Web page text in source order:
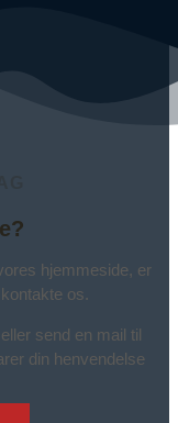
hjemmeside, er
os.
eller send en mail til
din henvendelse